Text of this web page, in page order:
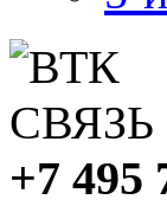
+7 495